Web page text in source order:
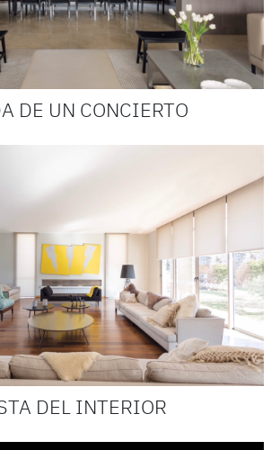
DE UN CONCIERTO
DEL INTERIOR